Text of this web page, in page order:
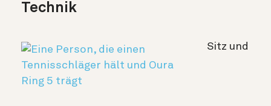
Technik
Sitz und